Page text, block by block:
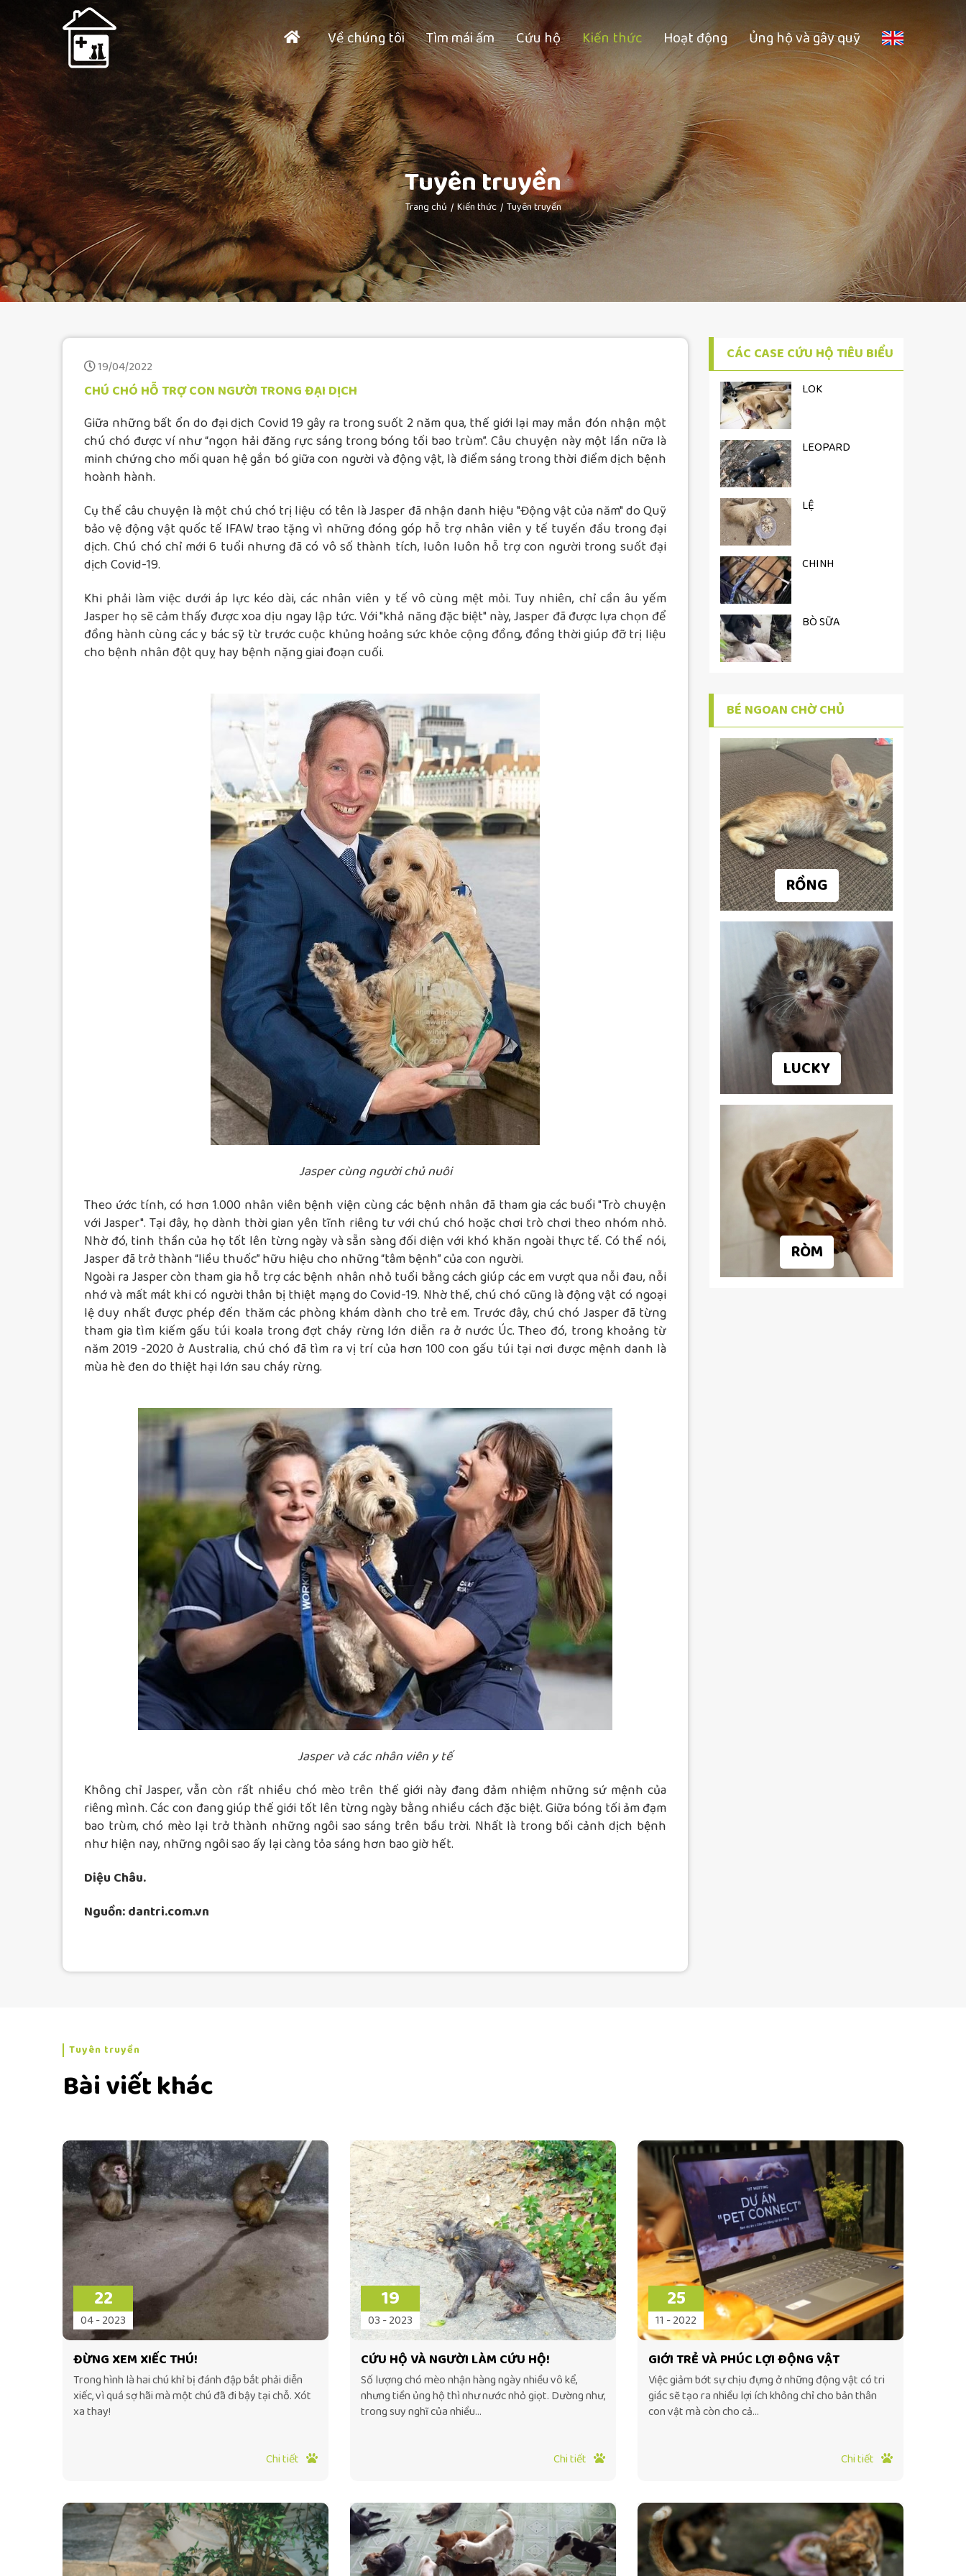
Về chúng tôi Tìm mái ấm Cứu hộ Kiến thức Hoạt động Ủng hộ và gây quỹ
Tuyên truyền
Trang chủ Kiến thức Tuyên truyền
19/04/2022
CHÚ CHÓ HỖ TRỢ CON NGƯỜI TRONG ĐẠI DỊCH
Giữa những bất ổn do đại dịch Covid 19 gây ra trong suốt 2 năm qua, thế giới lại may mắn đón nhận một
chú chó được ví như “ngọn hải đăng rực sáng trong bóng tối bao trùm”. Câu chuyện này một lần nữa là
minh chứng cho mối quan hệ gắn bó giữa con người và động vật, là điểm sáng trong thời điểm dịch bệnh
hoành hành.
Cụ thể câu chuyện là một chú chó trị liệu có tên là Jasper đã nhận danh hiệu "Động vật của năm" do Quỹ
bảo vệ động vật quốc tế IFAW trao tặng vì những đóng góp hỗ trợ nhân viên y tế tuyến đầu trong đại
dịch. Chú chó chỉ mới 6 tuổi nhưng đã có vô số thành tích, luôn luôn hỗ trợ con người trong suốt đại
dịch Covid-19.
Khi phải làm việc dưới áp lực kéo dài, các nhân viên y tế vô cùng mệt mỏi. Tuy nhiên, chỉ cần âu yếm
Jasper họ sẽ cảm thấy được xoa dịu ngay lập tức. Với "khả năng đặc biệt" này, Jasper đã được lựa chọn để
đồng hành cùng các y bác sỹ từ trước cuộc khủng hoảng sức khỏe cộng đồng, đồng thời giúp đỡ trị liệu
cho bệnh nhân đột quỵ hay bệnh nặng giai đoạn cuối.
Jasper cùng người chủ nuôi
Theo ứớc tính, có hơn 1.000 nhân viên bệnh viện cùng các bệnh nhân đã tham gia các buổi "Trò chuyện
với Jasper". Tại đây, họ dành thời gian yên tĩnh riêng tư với chú chó hoặc chơi trò chơi theo nhóm nhỏ.
Nhờ đó, tinh thần của họ tốt lên từng ngày và sẵn sàng đối diện với khó khăn ngoài thực tế. Có thể nói,
Jasper đã trở thành “liều thuốc” hữu hiệu cho những “tâm bệnh” của con người.
Ngoài ra Jasper còn tham gia hỗ trợ các bệnh nhân nhỏ tuổi bằng cách giúp các em vượt qua nỗi đau, nỗi
nhớ và mất mát khi có người thân bị thiệt mạng do Covid-19. Nhờ thế, chú chó cũng là động vật có ngoại
lệ duy nhất được phép đến thăm các phòng khám dành cho trẻ em. Trước đây, chú chó Jasper đã từng
tham gia tìm kiếm gấu túi koala trong đợt cháy rừng lớn diễn ra ở nước Úc. Theo đó, trong khoảng từ
năm 2019 -2020 ở Australia, chú chó đã tìm ra vị trí của hơn 100 con gấu túi tại nơi được mệnh danh là
mùa hè đen do thiệt hại lớn sau cháy rừng.
Jasper và các nhân viên y tế
Không chỉ Jasper, vẫn còn rất nhiều chó mèo trên thế giới này đang đảm nhiệm những sứ mệnh của
riêng mình. Các con đang giúp thế giới tốt lên từng ngày bằng nhiều cách đặc biệt. Giữa bóng tối ảm đạm
bao trùm, chó mèo lại trở thành những ngôi sao sáng trên bầu trời. Nhất là trong bối cảnh dịch bệnh
như hiện nay, những ngôi sao ấy lại càng tỏa sáng hơn bao giờ hết.
Diệu Châu.
Nguồn: dantri.com.vn
CÁC CASE CỨU HỘ TIÊU BIỂU
LOK
LEOPARD
LỆ
CHINH
BÒ SỮA
BÉ NGOAN CHỜ CHỦ
RỒNG
LUCKY
RÒM
Tuyên truyền
Bài viết khác
22
04 - 2023
ĐỪNG XEM XIẾC THÚ!
Trong hình là hai chú khỉ bị đánh đập bắt phải diễn
xiếc, vì quá sợ hãi mà một chú đã đi bậy tại chỗ. Xót
xa thay!
Chi tiết
19
03 - 2023
CỨU HỘ VÀ NGƯỜI LÀM CỨU HỘ!
Số lượng chó mèo nhận hàng ngày nhiều vô kể,
nhưng tiền ủng hộ thì như nước nhỏ giọt. Dường như,
trong suy nghĩ của nhiều...
Chi tiết
25
11 - 2022
GIỚI TRẺ VÀ PHÚC LỢI ĐỘNG VẬT
Việc giảm bớt sự chịu đựng ở những động vật có tri
giác sẽ tạo ra nhiều lợi ích không chỉ cho bản thân
con vật mà còn cho cả...
Chi tiết